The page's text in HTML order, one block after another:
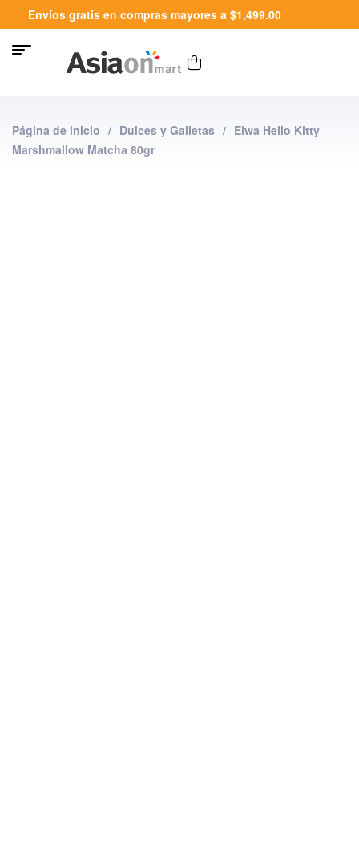
Envíos gratis en compras mayores a $1,499.00
Página de inicio / Dulces y Galletas / Eiwa Hello Kitty
Marshmallow Matcha 80gr